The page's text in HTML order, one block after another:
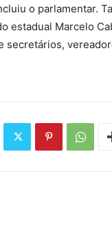
o parlamentar.
estadual Marcelo
secretários,